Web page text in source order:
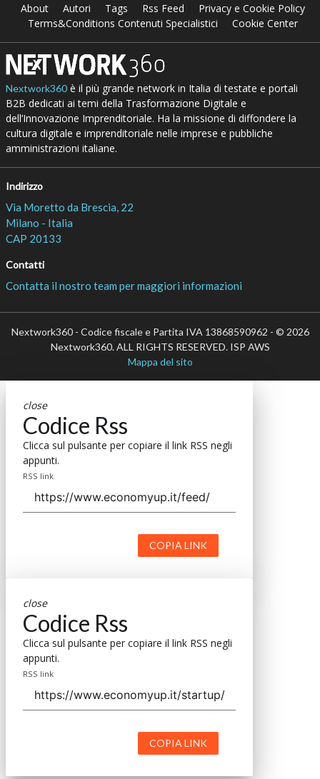
About Autori Tags Rss Feed
Privacy e Cookie Policy
Terms&Conditions Contenuti Specialistici
Cookie Center
Nextwork360è il più grande network in Italia di testate e portali
B2B dedicati ai temi della Trasformazione Digitale e
dell’Innovazione Imprenditoriale. Ha la missione di diffondere la
cultura digitale e imprenditoriale nelle imprese e pubbliche
amministrazioni italiane.
Indirizzo
Via Moretto da Brescia, 22
Milano - Italia
CAP 20133
Contatti
Contatta il nostro team per maggiori informazioni
Nextwork360 - Codice fiscale e Partita IVA 13868590962 - © 2026
Nextwork360. ALL RIGHTS RESERVED. ISP AWS
Mappa del sito
close
Codice Rss
Clicca sul pulsante per copiare il link RSS negli
appunti.
RSS link
COPIA LINK
close
Codice Rss
Clicca sul pulsante per copiare il link RSS negli
appunti.
RSS link
COPIA LINK